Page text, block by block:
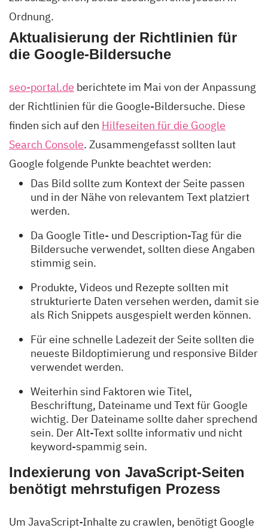
Ordnung.
Aktualisierung der Richtlinien für
die Google-Bildersuche
seo-portal.de berichtete im Mai von der Anpassung
der Richtlinien für die Google-Bildersuche. Diese
finden sich auf den Hilfeseiten für die Google
Search Console. Zusammengefasst sollten laut
Google folgende Punkte beachtet werden:
Das Bild sollte zum Kontext der Seite passen
und in der Nähe von relevantem Text platziert
werden.
Da Google Title- und Description-Tag für die
Bildersuche verwendet, sollten diese Angaben
stimmig sein.
Produkte, Videos und Rezepte sollten mit
strukturierte Daten versehen werden, damit sie
als Rich Snippets ausgespielt werden können.
Für eine schnelle Ladezeit der Seite sollten die
neueste Bildoptimierung und responsive Bilder
verwendet werden.
Weiterhin sind Faktoren wie Titel,
Beschriftung, Dateiname und Text für Google
wichtig. Der Dateiname sollte daher sprechend
sein. Der Alt-Text sollte informativ und nicht
keyword-spammig sein.
Indexierung von JavaScript-Seiten
benötigt mehrstufigen Prozess
Um JavaScript-Inhalte zu crawlen, benötigt Google